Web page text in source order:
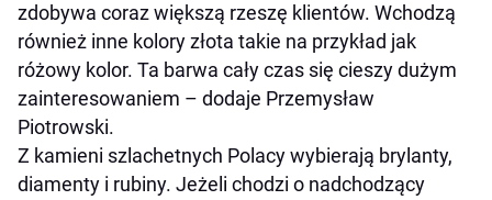
zdobywa coraz większą rzeszę klientów. Wchodzą
również inne kolory złota takie na przykład jak
różowy kolor. Ta barwa cały czas się cieszy dużym
zainteresowaniem – dodaje Przemysław
Piotrowski.
Z kamieni szlachetnych Polacy wybierają brylanty,
diamenty i rubiny. Jeżeli chodzi o nadchodzący